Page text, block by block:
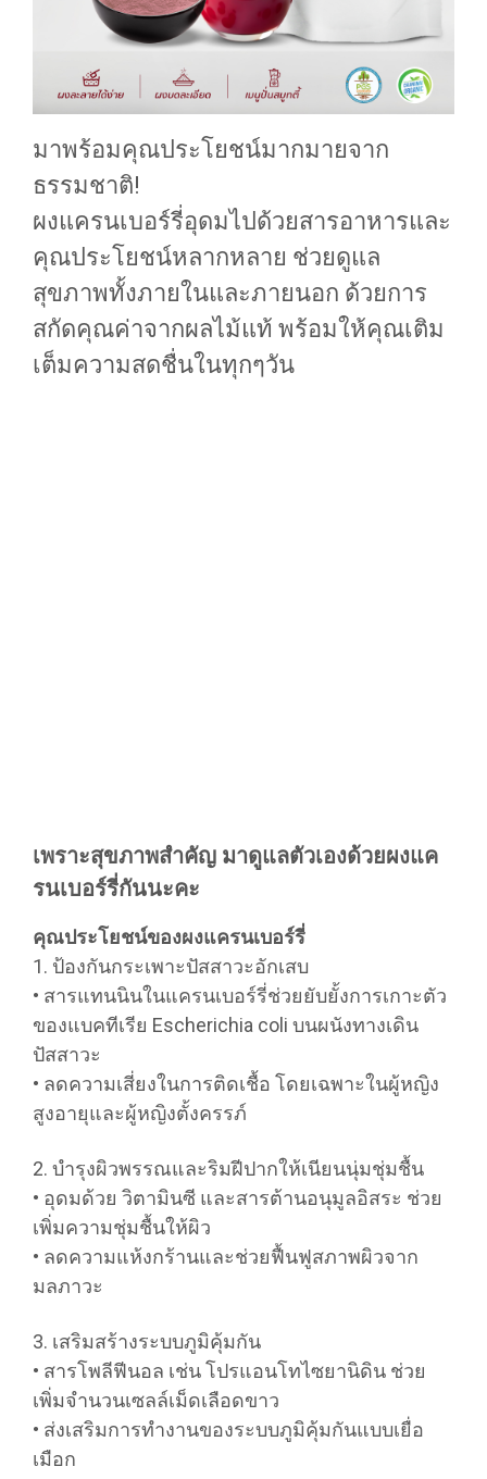
มาพร้อมคุณประโยชน์มากมายจาก
ธรรมชาติ!
ผงแครนเบอร์รี่อุดมไปด้วยสารอาหารและ
คุณประโยชน์หลากหลาย ช่วยดูแล
สุขภาพทั้งภายในและภายนอก ด้วยการ
สกัดคุณค่าจากผลไม้แท้ พร้อมให้คุณเติม
เต็มความสดชื่นในทุกๆวัน
เพราะสุขภาพสำคัญ มาดูแลตัวเองด้วยผงแค
รนเบอร์รี่กันนะคะ
คุณประโยชน์ของผงแครนเบอร์รี่
1. ป้องกันกระเพาะปัสสาวะอักเสบ
• สารแทนนินในแครนเบอร์รี่ช่วยยับยั้งการเกาะตัว
ของแบคทีเรีย Escherichia coli บนผนังทางเดิน
ปัสสาวะ
• ลดความเสี่ยงในการติดเชื้อ โดยเฉพาะในผู้หญิง
สูงอายุและผู้หญิงตั้งครรภ์
2. บำรุงผิวพรรณและริมฝีปากให้เนียนนุ่มชุ่มชื้น
• อุดมด้วย วิตามินซี และสารต้านอนุมูลอิสระ ช่วย
เพิ่มความชุ่มชื้นให้ผิว
• ลดความแห้งกร้านและช่วยฟื้นฟูสภาพผิวจาก
มลภาวะ
3. เสริมสร้างระบบภูมิคุ้มกัน
• สารโพลีฟีนอล เช่น โปรแอนโทไซยานิดิน ช่วย
เพิ่มจำนวนเซลล์เม็ดเลือดขาว
• ส่งเสริมการทำงานของระบบภูมิคุ้มกันแบบเยื่อ
เมือก